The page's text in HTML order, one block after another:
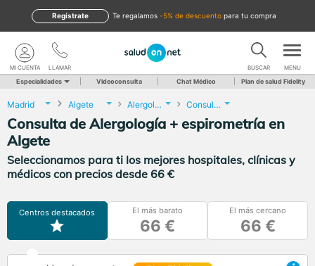
te regalamos -5% de descuento para tu compra
Regístrate
LLAMAR
MI CUENTA BUSCAR MENU
Especialidades Videoconsulta Chat Médico Plan de salud Fidelity
Madrid Algete Alergología Consulta de Alergología + espirometría
Consulta de Alergología + espirometría en
Algete
Seleccionamos para ti los mejores hospitales, clínicas y
médicos con precios desde 66 €
Centros destacados El más barato
66 €
El más cercano
66 €